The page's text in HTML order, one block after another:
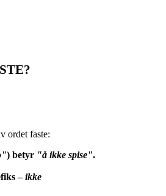
ordet faste:
) betyr "å ikke spise".
–ikke